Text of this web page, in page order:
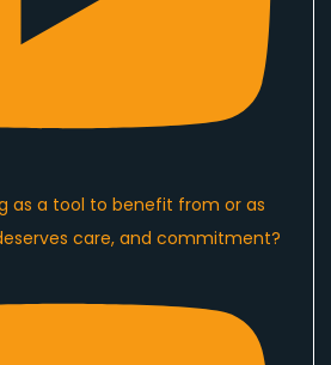
as a tool to benefit from or as
care, and commitment?